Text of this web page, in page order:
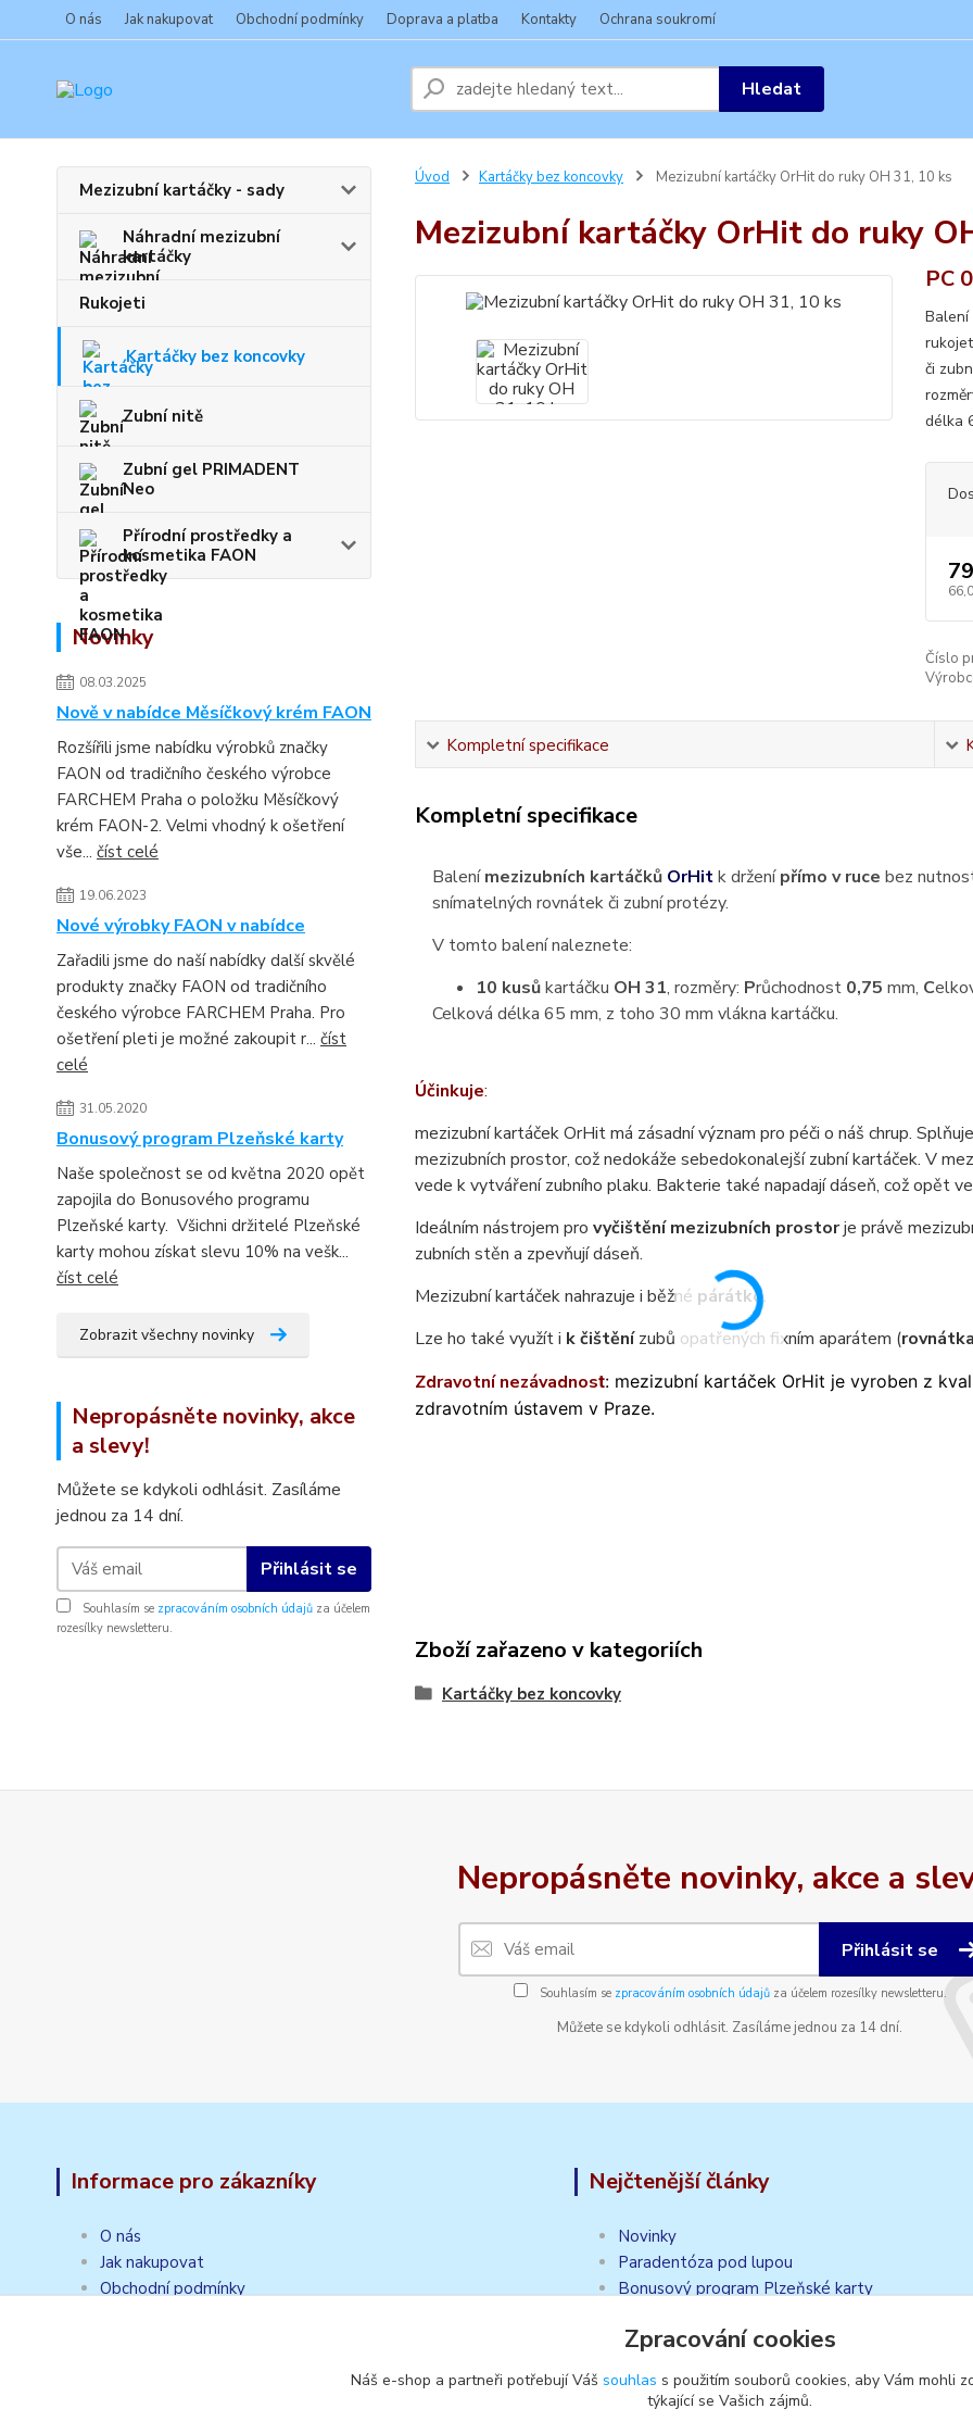
O nás Jak nakupovat Obchodní podmínky Doprava a platba Kontakty Ochrana soukromí
Hledat
Mezizubní kartáčky - sady
Náhradní mezizubní
kartáčky
Rukojeti
Kartáčky bez koncovky
Zubní nitě
Zubní gel PRIMADENT
Neo
Přírodní prostředky a
kosmetika FAON
Novinky
08.03.2025
Nově v nabídce Měsíčkový krém FAON
Rozšířili jsme nabídku výrobků značky
FAON od tradičního českého výrobce
FARCHEM Praha o položku Měsíčkový
krém FAON-2. Velmi vhodný k ošetření
vše... číst celé
19.06.2023
Nové výrobky FAON v nabídce
Zařadili jsme do naší nabídky další skvělé
produkty značky FAON od tradičního
českého výrobce FARCHEM Praha. Pro
ošetření pleti je možné zakoupit r... číst
celé
31.05.2020
Bonusový program Plzeňské karty
Naše společnost se od května 2020 opět
zapojila do Bonusového programu
Plzeňské karty. Všichni držitelé Plzeňské
karty mohou získat slevu 10% na vešk...
číst celé
Zobrazit všechny novinky
Nepropásněte novinky, akce
a slevy!
Můžete se kdykoli odhlásit. Zasíláme
jednou za 14 dní.
Přihlásit se
Souhlasím se zpracováním osobních údajů za účelem
rozesílky newsletteru.
Úvod Kartáčky bez koncovky Mezizubní kartáčky OrHit do ruky OH 31, 10 ks
Mezizubní kartáčky OrHit do ruky
PC
Balení
či
délka
Číslo
Kompletní specifikace
Kompletní specifikace
Balenímezizubních kartáčků OrHitk drženípřímo v ruce bez
snímatelných rovnátek či zubní protézy.
V tomto balení naleznete:
10 kusůkartáčku OH 31, rozměry: Průchodnost 0,75 mm, C
Celková délka 65 mm, z toho 30 mm vlákna kartáčku.
Účinkuje:
mezizubní kartáček OrHit má zásadní význam pro péči o náš chrup.
mezizubních prostor, což nedokáže sebedokonalejší zubní kartáček. V
vede k vytváření zubního plaku. Bakterie také napadají dáseň, což opět
Ideálním nástrojem pro vyčištění mezizubních prostorje právě
zubních stěn a zpevňují dáseň.
Mezizubní kartáček nahrazuje i běžné párátko.
Lze ho také využít i k čištěnízubů opatřených fixním aparátem (
Zdravotní nezávadnost:mezizubní kartáček OrHit je vyroben z
zdravotním ústavem v Praze.
Zboží zařazeno v kategoriích
Kartáčky bez koncovky
Nepropásněte novinky, akce a
Přihlásit se
Souhlasím se zpracováním osobních údajůza účelem rozesílky newsletteru.
Můžete se kdykoli odhlásit. Zasíláme jednou za 14 dní.
Informace pro zákazníky
O nás
Jak nakupovat
Obchodní podmínky
Nejčtenější články
Novinky
Paradentóza pod lupou
Bonusový program Plzeňské karty
Zpracování cookies
Náš e-shop a partneři potřebují Váš souhlas s použitím souborů cookies, aby Vám mohli
týkající se Vašich zájmů.